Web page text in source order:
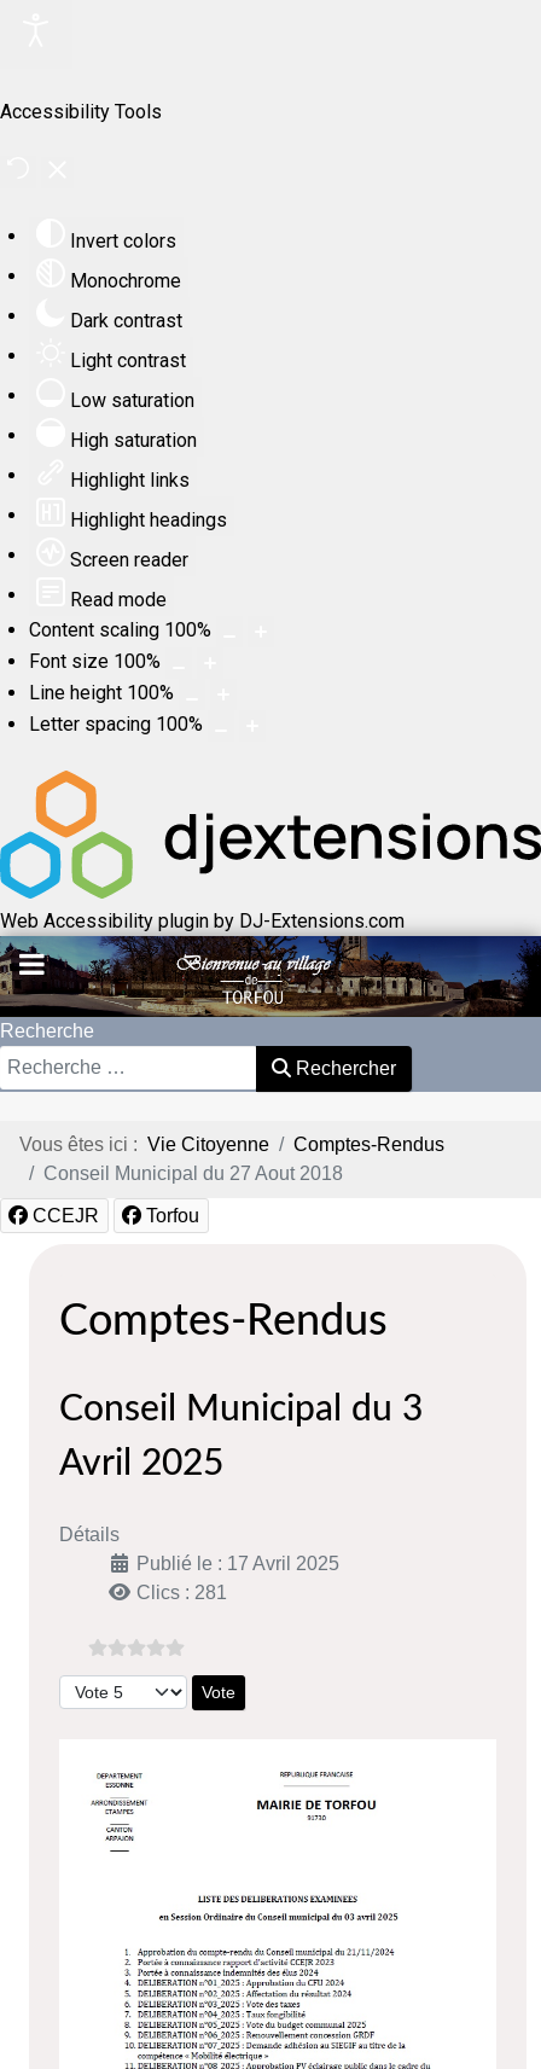
Accessibility Tools
Invert colors
Monochrome
Dark contrast
Light contrast
Low saturation
High saturation
Highlight links
Highlight headings
Screen reader
Read mode
Content scaling 100%
Font size 100%
Line height 100%
Letter spacing 100%
Web Accessibility plugin by DJ-Extensions.com
Recherche
Rechercher
Vous êtes ici : Vie Citoyenne
Comptes-Rendus
Conseil Municipal du 27 Aout 2018
CCEJR Torfou
Comptes-Rendus
Conseil Municipal du 3
Avril 2025
Détails
Publié le : 17 Avril 2025
Clics : 281
Veuillez voter